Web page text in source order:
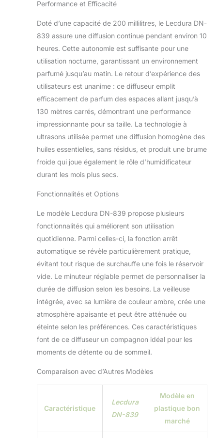
toutes sortes
d'aromathérapie
spatiale. Lumière
chaude de couleur
diffuseurs d'huile
essentielle en verre
pour la maison ont
une lumière chaude
similaire à la couleur
apportera de la
chaleur dans la nuit
noire, calme votre
3 heures avant le
détendre le corps, à
soulager les
l'horloge biologique
et à améliorer la
qualité du sommeil.
Notre diffuseur d'air
à lumière chaude
pour chambre peut
régler la luminosité,
pour chambre de
bébé, chambre de
sûr et silencieux : il
s'agit d'un diffuseur
(faible dB, < 30 dB)
et de quelques
gouttes de votre
huile essentielle
préférée qui peut
détendre votre
Performance et Efficacité
Doté d’une capacité de 200 millilitres, le Lecdura DN-
839 assure une diffusion continue pendant environ 10
heures. Cette autonomie est suffisante pour une
utilisation nocturne, garantissant un environnement
parfumé jusqu’au matin. Le retour d’expérience des
utilisateurs est unanime : ce diffuseur emplit
efficacement de parfum des espaces allant jusqu’à
130 mètres carrés, démontrant une performance
impressionnante pour sa taille. La technologie à
ultrasons utilisée permet une diffusion homogène des
huiles essentielles, sans résidus, et produit une brume
froide qui joue également le rôle d’humidificateur
durant les mois plus secs.
Fonctionnalités et Options
Le modèle Lecdura DN-839 propose plusieurs
fonctionnalités qui améliorent son utilisation
quotidienne. Parmi celles-ci, la fonction arrêt
automatique se révèle particulièrement pratique,
évitant tout risque de surchauffe une fois le réservoir
vide. Le minuteur réglable permet de personnaliser la
durée de diffusion selon les besoins. La veilleuse
intégrée, avec sa lumière de couleur ambre, crée une
atmosphère apaisante et peut être atténuée ou
éteinte selon les préférences. Ces caractéristiques
font de ce diffuseur un compagnon idéal pour les
moments de détente ou de sommeil.
Comparaison avec d’Autres Modèles
Caractéristique
Lecdura
DN-839
Modèle en
plastique bon
marché